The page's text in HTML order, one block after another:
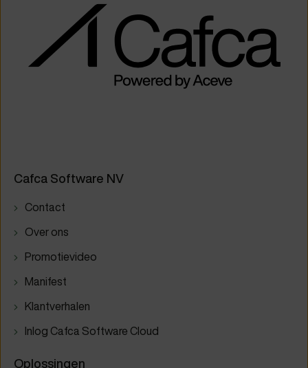
Cafca Software NV
Contact
Over ons
Promotievideo
Manifest
Klantverhalen
Inlog Cafca Software Cloud
Oplossingen